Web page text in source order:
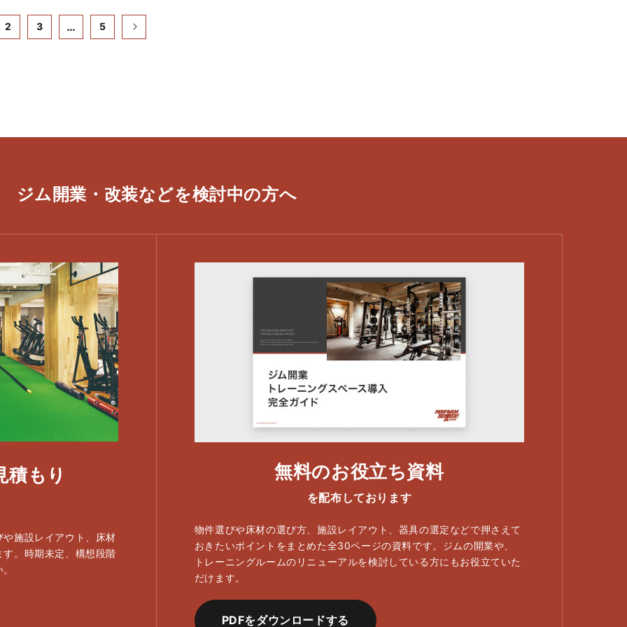
2 3 … 5
ジム開業・改装などを​検討中の方へ
積もり
施設レイアウト、床材
。時期未定、構想段階
無料のお役立ち資料
を配布しております
物件選びや床材の選び方、施設レイアウト、器具の選定などで押さえて
おきたいポイントをまとめた全30ページの資料です。ジムの開業や、
トレーニングルームのリニューアルを検討している方にもお役立ていた
だけます。
PDFをダウンロードする